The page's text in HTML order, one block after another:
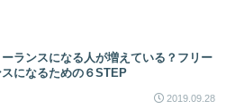
ーランスになる人が増えている？フリー
スになるための６STEP
2019.09.28